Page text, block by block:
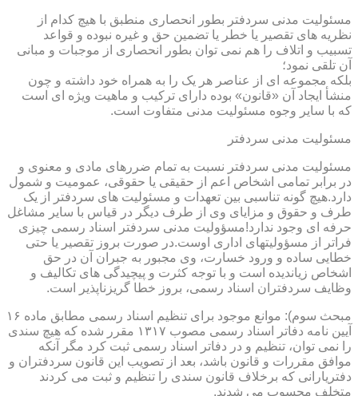
مسئولیت مدنی سردفتر بطور انحصاری منطبق با هیچ کدام از
نظریه های تقصیر یا خطر یا تضمین حق و غیره نبوده و قواعد
تسبیب و اتلاف را هم نمی توان بطور انحصاری از موجبات و مبانی
آن تلقی نمود؛
بلکه مجموعه ای از عناصر هر یک را به همراه خود داشته و چون
منشأ ایجاد آن «قانون» بوده دارای ترکیب و ماهیت ویژه ای است
که با سایر وجوه مسئولیت مدنی متفاوت است.
مسئولیت مدنی سردفتر
مسئولیت مدنی سردفتر نسبت به تمام ضررهای مادی و معنوی و
در برابر تمامی اشخاص اعم از حقیقی یا حقوقی، عمومیت و شمول
دارد.هیچ گونه تناسبی بین تعهدات و مسئولیت های سردفتر از یک
طرف و حقوق و مزایای وی از طرف دیگر در قیاس با سایر مشاغل
حرفه ای وجود ندارد!مسؤولیت مدنی سردفتر اسناد رسمی چیزی
فراتر از مسؤولیتهای اداری اوست.در صورت بروز تقصیر یا حتی
خطایی ساده و ورود خسارت، وی مجبور به جبران آن در حق
اشخاص زیاندیده است و با توجه کثرت و پیچیدگی های تکالیف و
وظایف سردفتران اسناد رسمی، بروز خطا گریزناپذیر است.
مبحث سوم): موانع موجود برای تنظیم اسناد رسمی مطابق ماده ۱۶
آیین نامه دفاتر اسناد رسمی مصوب ۱۳۱۷ مقرر شده که هیچ سندی
را نمی توان، تنظیم و در دفاتر اسناد رسمی ثبت کرد مگر آنکه
موافق مقررات و قانون باشد، بعد از تصویب این قانون سردفتران و
دفتریارانی که برخلاف قانون سندی را تنظیم و ثبت می کردند
متخلف محسوب می شدند.